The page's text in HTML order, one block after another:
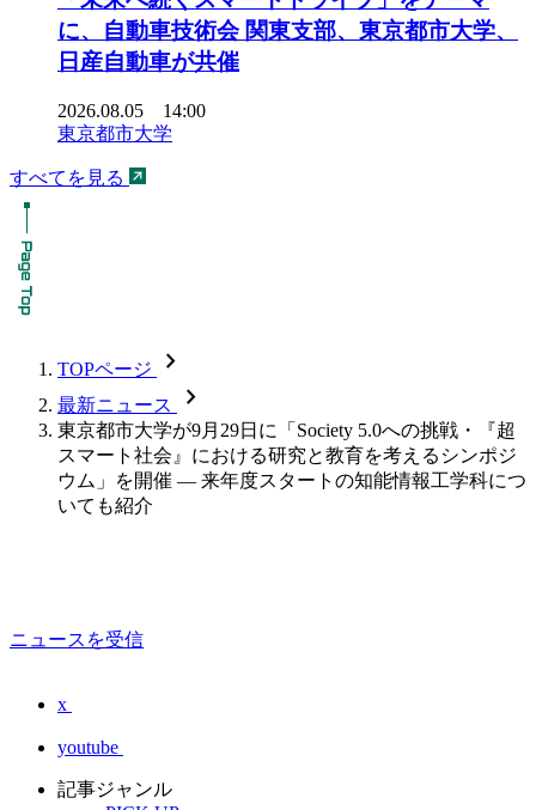
に、自動車技術会 関東支部、東京都市大学、
日産自動車が共催
2026.08.05 14:00
東京都市大学
すべてを見る
TOPページ chevron_forward
最新ニュース chevron_forward
東京都市大学が9月29日に「Society 5.0への挑戦・『超
スマート社会』における研究と教育を考えるシンポジ
ウム」を開催 — 来年度スタートの知能情報工学科につ
いても紹介
ニュースを受信
x
youtube
記事ジャンル